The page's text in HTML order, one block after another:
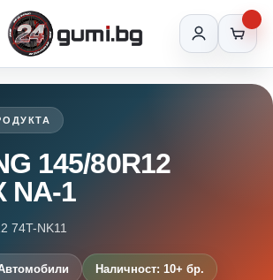
145/80R12
NA-1
74T-NK11
Наличност: 10+ бр.